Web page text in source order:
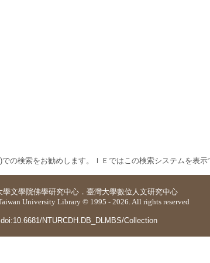
の検索をお勧めします。ＩＥではこの検索システムを表示
學文學院佛學研究中心 ． 臺灣大學數位人文研究中心
University Library © 1995 - 2026. All rights reserved
doi:10.6681/NTURCDH.DB_DLMBS/Collection